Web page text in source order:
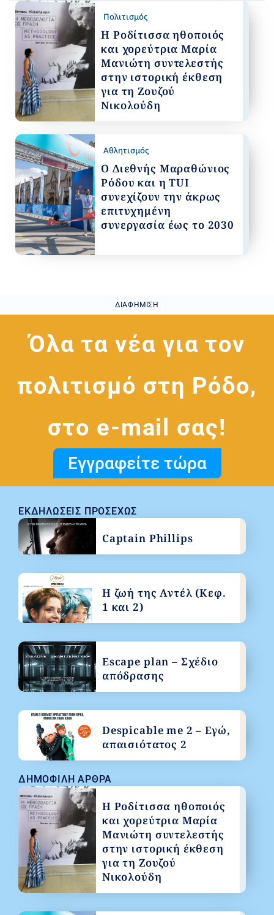
Πολιτισμός
Η Ροδίτισσα ηθοποιός
και χορεύτρια Μαρία
Μανιώτη συντελεστής
στην ιστορική έκθεση
για τη Ζουζού
Νικολούδη
Αθλητισμός
Ο Διεθνής Μαραθώνιος
Ρόδου και η TUI
συνεχίζουν την άκρως
επιτυχημένη
συνεργασία έως το 2030
ΔΙΑΦΉΜΙΣΗ
Όλα τα νέα για τον
πολιτισμό στη Ρόδο,
στο e-mail σας!
Εγγραφείτε τώρα
ΔΗΜΟΦΙΛΉ ΆΡΘΡΑ
Η Ροδίτισσα ηθοποιός
και χορεύτρια Μαρία
Μανιώτη συντελεστής
στην ιστορική έκθεση
για τη Ζουζού
Νικολούδη
ΕΚΔΗΛΏΣΕΙΣ ΠΡΟΣΕΧΏΣ
Captain Phillips
Η ζωή της Αντέλ (Κεφ.
1 και 2)
Escape plan – Σχέδιο
απόδρασης
Despicable me 2 – Εγώ,
απαισιότατος 2